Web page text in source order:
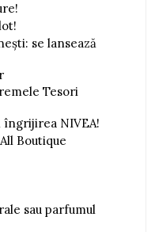
se lansează
Tesori
NIVEA!
Boutique
sau parfumul